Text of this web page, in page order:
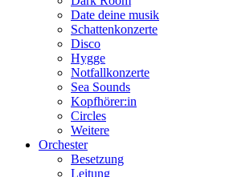
Date deine musik
Schattenkonzerte
Disco
Hygge
Notfallkonzerte
Sea Sounds
Kopfhörer:in
Circles
Weitere
Orchester
Besetzung
Leitung